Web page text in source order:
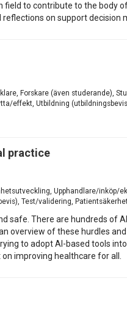
to contribute to the body
on support decision
Forskare (även studerande),
effekt, Utbildning
practice
Upphandlare/inköp/
Test/validering,
There are hundreds of
overview of these hurdles
to adopt AI-based tools
improving healthcare for all.